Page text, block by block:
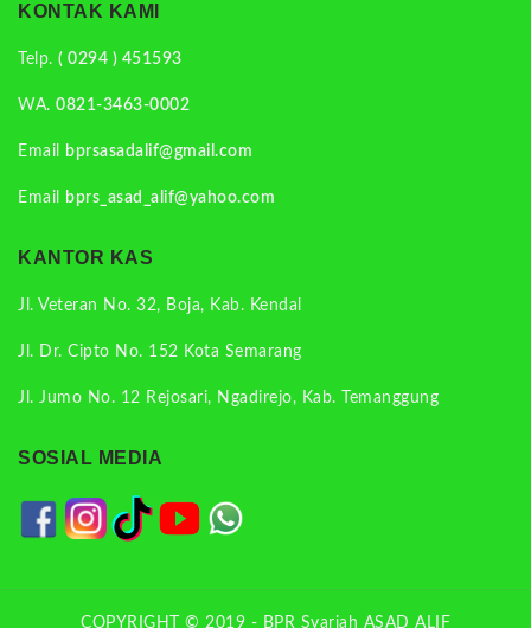
KONTAK KAMI
Telp. ( 0294 ) 451593
WA. 0821-3463-0002
Email bprsasadalif@gmail.com
Email bprs_asad_alif@yahoo.com
KANTOR KAS
Jl. Veteran No. 32, Boja, Kab. Kendal
Jl. Dr. Cipto No. 152 Kota Semarang
Jl. Jumo No. 12 Rejosari, Ngadirejo, Kab. Temanggung
SOSIAL MEDIA
COPYRIGHT © 2019 - BPR Syariah ASAD ALIF